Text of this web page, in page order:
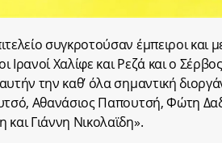
συγκροτούσαν έμπειροι και
Χαλίφε και Ρεζά και ο
την καθ’ όλα σημαντική
Αθανάσιος Παπουτσή, Φώτη
Γιάννη Νικολαϊδη».